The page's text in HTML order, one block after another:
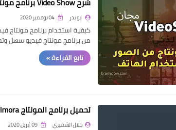
ابو بدر
من برنامج مونتاج فيديو سهل
تابع القراءة »
تحميل برنامج المونتاج Filmora لجميع الانظمة
جلال الشميري